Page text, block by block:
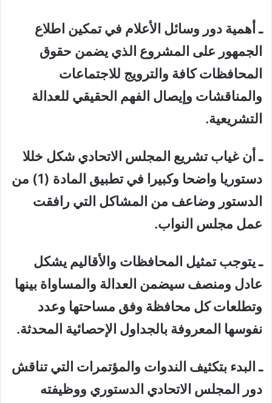
ـ أهمية دور وسائل الأعلام في تمكين اطلاع
الجمهور على المشروع الذي يضمن حقوق
المحافظات كافة والترويج للاجتماعات
والمناقشات وإيصال الفهم الحقيقي للعدالة
التشريعية.
ـ أن غياب تشريع المجلس الاتحادي شكل خللا
دستوريا واضحا وكبيرا في تطبيق المادة (1) من
الدستور وضاعف من المشاكل التي رافقت
عمل مجلس النواب.
ـ يتوجب تمثيل المحافظات والأقاليم يشكل
عادل ومنصف سيضمن العدالة والمساواة بينها
وتطلعات كل محافظة وفق مساحتها وعدد
نفوسها المعروفة بالجداول الإحصائية المحدثة.
ـ البدء بتكثيف الندوات والمؤتمرات التي تناقش
دور المجلس الاتحادي الدستوري ووظيفته